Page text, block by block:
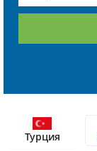
Турция